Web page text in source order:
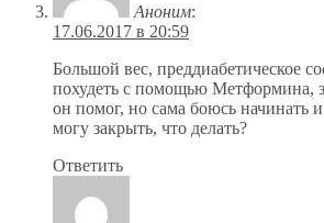
Аноним:
17.06.2017 в 20:59
Большой вес, преддиабетическое
похудеть с помощью Метформина,
он помог, но сама боюсь начинать
могу закрыть, что делать?
Ответить